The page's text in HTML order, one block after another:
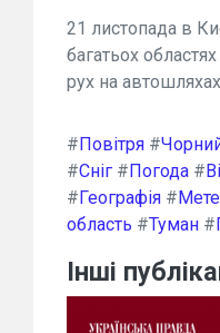
21 листопада в
багатьох
рух на
# Повітря #
#Сніг # Погода #
# Географія #
область #Туман #
Інші